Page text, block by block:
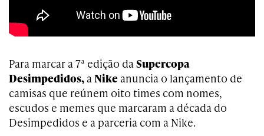
Para marcar a 7ª edição daSupercopa
Desimpedidos, aNike anuncia o lançamento de
camisas que reúnem oito times com nomes,
escudos e memes que marcaram a década do
Desimpedidos e a parceria com a Nike.